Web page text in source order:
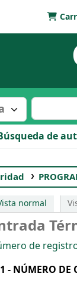
Buscar
de
normal
de
- NÚMERO DE